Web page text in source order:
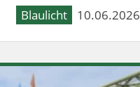
Blaulicht